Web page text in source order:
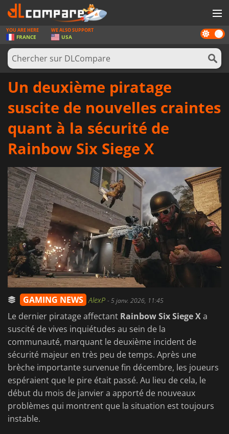
JEUX
CARTES PRÉPAYÉES
LOGICIELS
NEWS
Dark
mode
YOU ARE HERE
FRANCE
WE ALSO SUPPORT
USA
Un deuxième piratage
suscite de nouvelles craintes
quant à la sécurité de
Rainbow Six Siege X
GAMING NEWS AlexP -5 janv. 2026, 11:45
Le dernier piratage affectant Rainbow Six Siege Xa
suscité de vives inquiétudes au sein de la
communauté, marquant le deuxième incident de
sécurité majeur en très peu de temps. Après une
brèche importante survenue fin décembre, les joueurs
espéraient que le pire était passé. Au lieu de cela, le
début du mois de janvier a apporté de nouveaux
problèmes qui montrent que la situation est toujours
instable.